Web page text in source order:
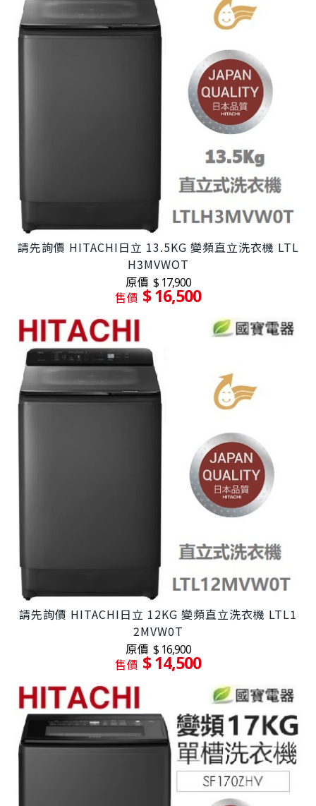
請先詢價 HITACHI日立 13.5KG 變頻直立洗衣機 LTL
H3MVWOT
原價 $ 17,900
售價 $ 16,500
請先詢價 HITACHI日立 12KG 變頻直立洗衣機 LTL1
2MVW0T
原價 $ 16,900
售價 $ 14,500